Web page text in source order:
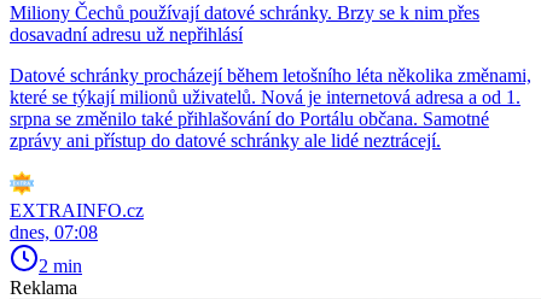
Miliony Čechů používají datové schránky. Brzy se k nim přes
dosavadní adresu už nepřihlásí
Datové schránky procházejí během letošního léta několika změnami,
které se týkají milionů uživatelů. Nová je internetová adresa a od 1.
srpna se změnilo také přihlašování do Portálu občana. Samotné
zprávy ani přístup do datové schránky ale lidé neztrácejí.
EXTRAINFO.cz
dnes, 07:08
2 min
Reklama